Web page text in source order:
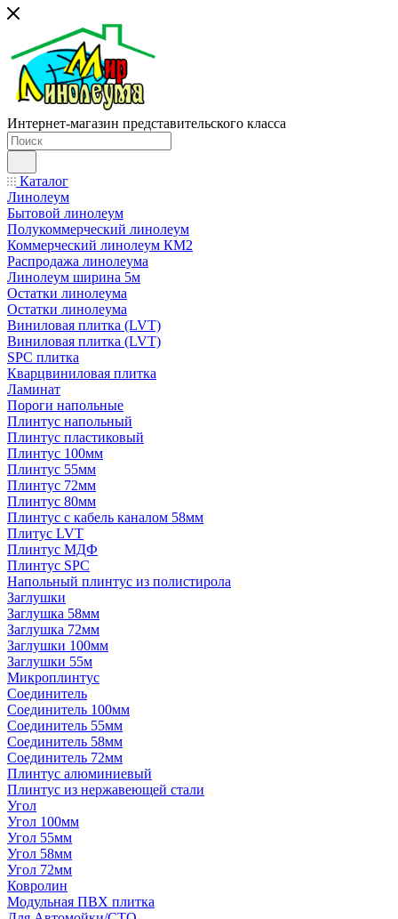
Интернет-магазин представительского класса
Каталог
Линолеум
Бытовой линолеум
Полукоммерческий линолеум
Коммерческий линолеум КМ2
Распродажа линолеума
Линолеум ширина 5м
Остатки линолеума
Остатки линолеума
Виниловая плитка (LVT)
Виниловая плитка (LVT)
SPC плитка
Кварцвиниловая плитка
Ламинат
Пороги напольные
Плинтус напольный
Плинтус пластиковый
Плинтус 100мм
Плинтус 55мм
Плинтус 72мм
Плинтус 80мм
Плинтус с кабель каналом 58мм
Плитус LVT
Плинтус МДФ
Плинтус SPC
Напольный плинтус из полистирола
Заглушки
Заглушка 58мм
Заглушка 72мм
Заглушки 100мм
Заглушки 55м
Микроплинтус
Соединитель
Соединитель 100мм
Соединитель 55мм
Соединитель 58мм
Соединитель 72мм
Плинтус алюминиевый
Плинтус из нержавеющей стали
Угол
Угол 100мм
Угол 55мм
Угол 58мм
Угол 72мм
Ковролин
Модульная ПВХ плитка